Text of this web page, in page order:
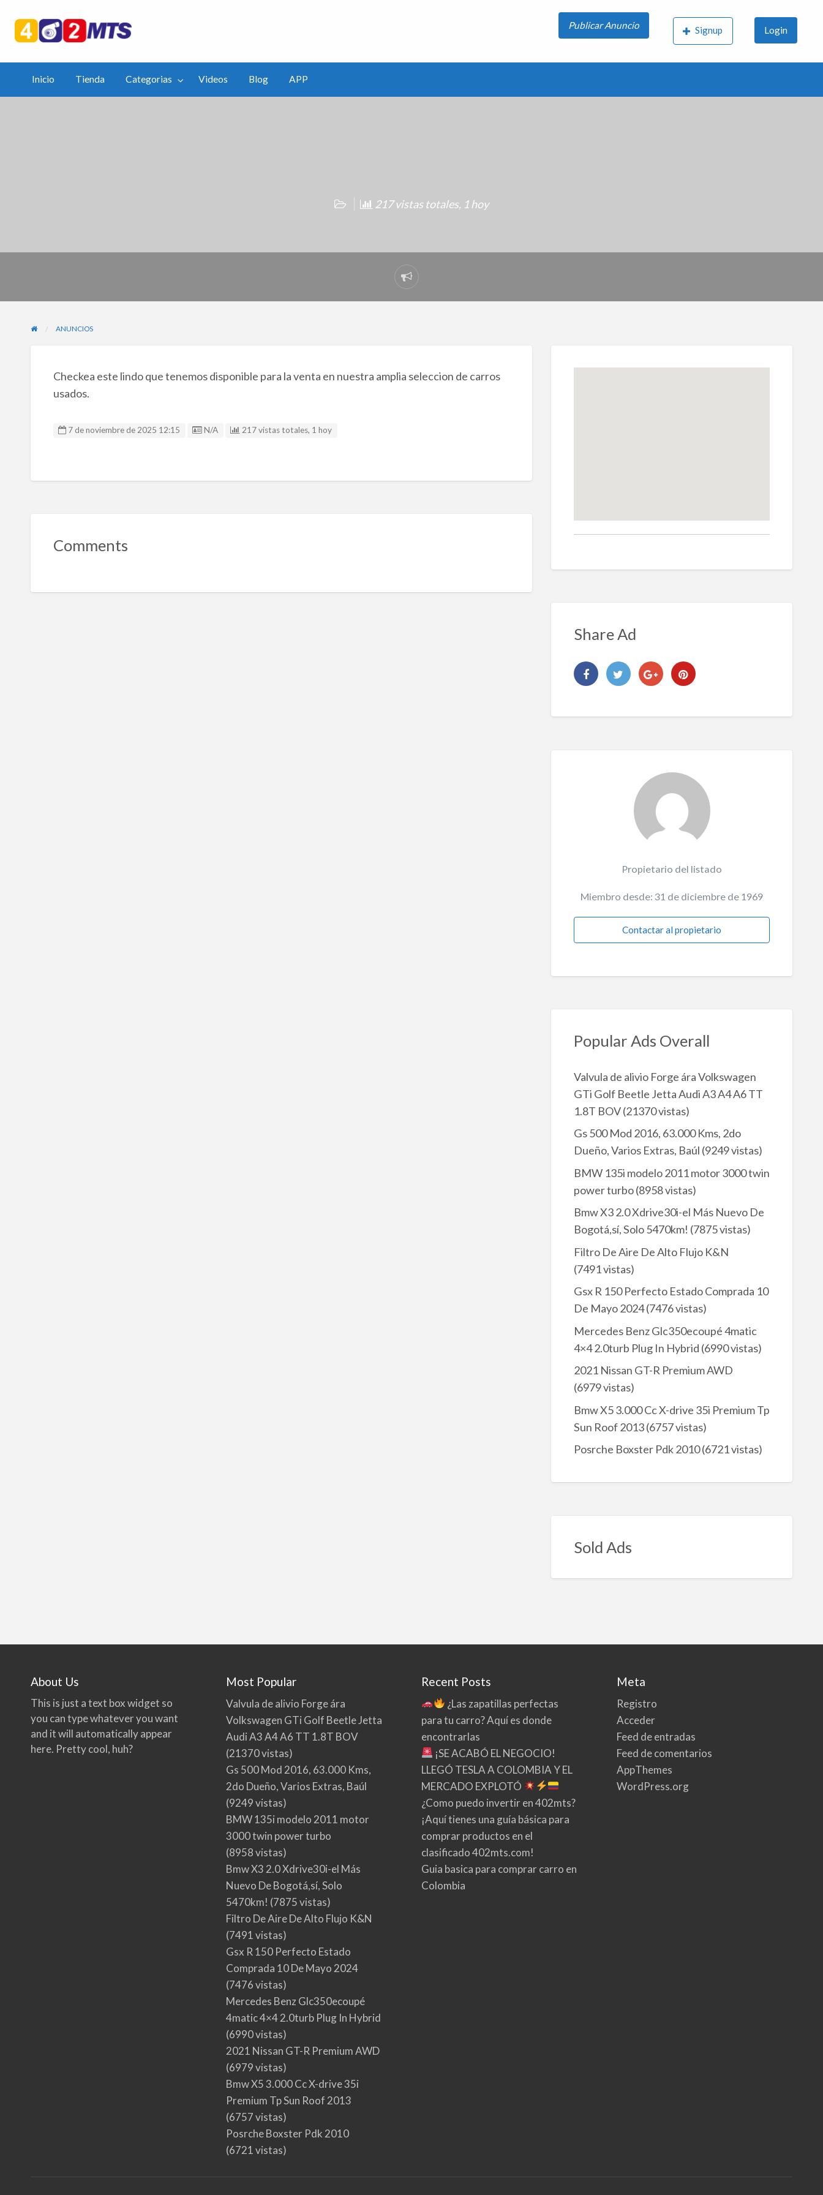
Videos Blog APP
Publicar Anuncio Signup Login
Inicio Tienda Categorias Videos Blog APP
217 vistas totales, 1 hoy
Reportar
problema
ANUNCIOS
Checkea este lindo que tenemos disponible para la venta en nuestra amplia seleccion de carros
usados.
7 de noviembre de 2025 12:15 Listing ID
N/A 217 vistas totales, 1 hoy
Comments
Share Ad
Propietario del listado
Miembro desde: 31 de diciembre de 1969
Contactar al propietario
Popular Ads Overall
Valvula de alivio Forge ára Volkswagen
GTi Golf Beetle Jetta Audi A3 A4 A6 TT
1.8T BOV(21370 vistas)
Gs 500 Mod 2016, 63.000 Kms, 2do
Dueño, Varios Extras, Baúl (9249 vistas)
BMW 135i modelo 2011 motor 3000 twin
power turbo(8958 vistas)
Bmw X3 2.0 Xdrive30i-el Más Nuevo De
Bogotá,sí, Solo 5470km! (7875 vistas)
Filtro De Aire De Alto Flujo K&N
(7491 vistas)
Gsx R 150 Perfecto Estado Comprada 10
De Mayo 2024(7476 vistas)
Mercedes Benz Glc350ecoupé 4matic
4×4 2.0turb Plug In Hybrid (6990 vistas)
2021 Nissan GT-R Premium AWD
(6979 vistas)
Bmw X5 3.000 Cc X-drive 35i Premium Tp
Sun Roof 2013(6757 vistas)
Posrche Boxster Pdk 2010(6721 vistas)
Sold Ads
About Us
This is just a text box widget so
you can type whatever you want
and it will automatically appear
here. Pretty cool, huh?
Most Popular
Valvula de alivio Forge ára
Volkswagen GTi Golf Beetle Jetta
Audi A3 A4 A6 TT 1.8T BOV
(21370 vistas)
Gs 500 Mod 2016, 63.000 Kms,
2do Dueño, Varios Extras, Baúl
(9249 vistas)
BMW 135i modelo 2011 motor
3000 twin power turbo
(8958 vistas)
Bmw X3 2.0 Xdrive30i-el Más
Nuevo De Bogotá,sí, Solo
5470km! (7875 vistas)
Filtro De Aire De Alto Flujo K&N
(7491 vistas)
Gsx R 150 Perfecto Estado
Comprada 10 De Mayo 2024
(7476 vistas)
Mercedes Benz Glc350ecoupé
4matic 4×4 2.0turb Plug In Hybrid
(6990 vistas)
2021 Nissan GT-R Premium AWD
(6979 vistas)
Bmw X5 3.000 Cc X-drive 35i
Premium Tp Sun Roof 2013
(6757 vistas)
Posrche Boxster Pdk 2010
(6721 vistas)
Recent Posts
¿Las zapatillas perfectas
para tu carro? Aquí es donde
encontrarlas
¡SE ACABÓ EL NEGOCIO!
LLEGÓ TESLA A COLOMBIA Y EL
MERCADO EXPLOTÓ
¿Como puedo invertir en 402mts?
¡Aquí tienes una guía básica para
comprar productos en el
clasificado 402mts.com!
Guia basica para comprar carro en
Colombia
Meta
Registro
Acceder
Feed de entradas
Feed de comentarios
AppThemes
WordPress.org